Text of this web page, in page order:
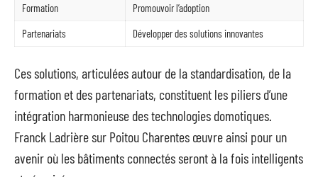
Formation
Promouvoir l’adoption
Partenariats
Développer des solutions innovantes
Ces solutions, articulées autour de la standardisation, de la
formation et des partenariats, constituent les piliers d’une
intégration harmonieuse des technologies domotiques.
Franck Ladrière sur Poitou Charentes œuvre ainsi pour un
avenir où les bâtiments connectés seront à la fois intelligents